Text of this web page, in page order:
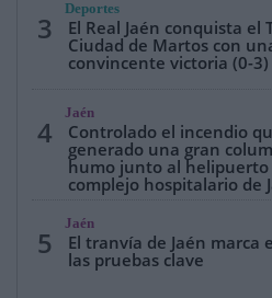
3
Deportes
El Real Jaén conquista el
Ciudad de Martos con
convincente victoria (0-3)
4
Jaén
Controlado el incendio
generado una gran
humo junto al helipuerto
complejo hospitalario de
5
Jaén
El tranvía de Jaén marca
las pruebas clave